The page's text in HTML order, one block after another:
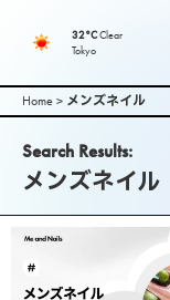
LOOK mag. |
PEEK-A-BOO
Web
Magazine（
ピークアブ
32°CClear
Tokyo
Home > メンズネイル
Search Results:
メンズネイル